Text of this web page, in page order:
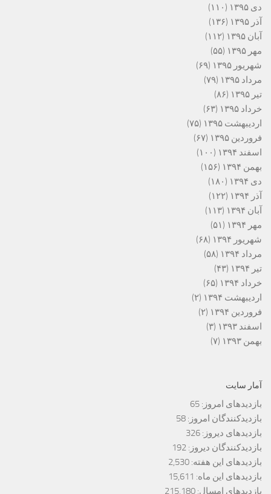
دی ۱۳۹۵
(۱۱۰)
آذر ۱۳۹۵
(۱۳۶)
آبان ۱۳۹۵
(۱۱۲)
مهر ۱۳۹۵
(۵۵)
شهریور ۱۳۹۵
(۶۹)
مرداد ۱۳۹۵
(۷۹)
تیر ۱۳۹۵
(۸۶)
خرداد ۱۳۹۵
(۶۳)
اردیبهشت ۱۳۹۵
(۷۵)
فروردین ۱۳۹۵
(۶۷)
اسفند ۱۳۹۴
(۱۰۰)
بهمن ۱۳۹۴
(۱۵۶)
دی ۱۳۹۴
(۱۸۰)
آذر ۱۳۹۴
(۱۲۲)
آبان ۱۳۹۴
(۱۱۳)
مهر ۱۳۹۴
(۵۱)
شهریور ۱۳۹۴
(۶۸)
مرداد ۱۳۹۴
(۵۸)
تیر ۱۳۹۴
(۴۳)
خرداد ۱۳۹۴
(۶۵)
اردیبهشت ۱۳۹۴
(۲)
فروردین ۱۳۹۴
(۲)
اسفند ۱۳۹۳
(۳)
بهمن ۱۳۹۳
(۷)
آمار سایت
بازدیدهای امروز: 65
بازدیدکنندگان امروز: 58
بازدیدهای دیروز: 326
بازدیدکنندگان دیروز: 192
بازدیدهای این هفته: 2,530
بازدیدهای این ماه: 15,611
بازدیدهای امسال: 215,180